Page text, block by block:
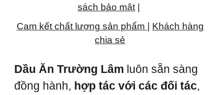
sách bảo mật
Cam kết chất lượng sản phẩm | Khách hàng
chia sẻ
Dầu Ăn Trường Lâm luôn sẵn sàng
đồng hành, hợp tác với các đối tác,